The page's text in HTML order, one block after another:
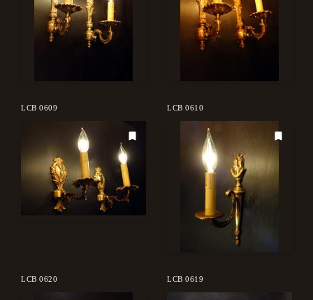
LCB 0609 LCB 0610
LCB 0620 LCB 0619